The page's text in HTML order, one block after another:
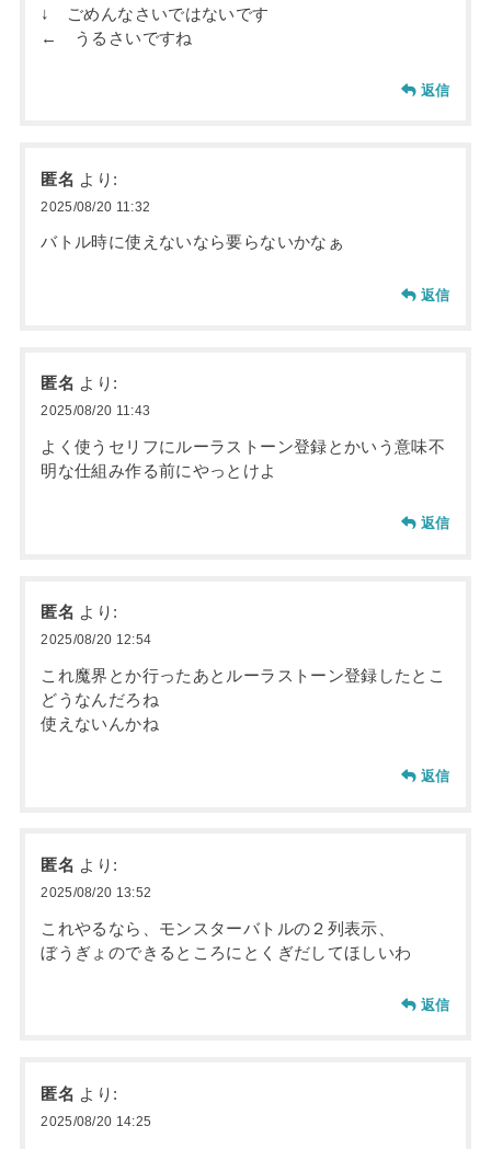
↓ ごめんなさいではないです
← うるさいですね
返信
匿名 より:
2025/08/20 11:32
バトル時に使えないなら要らないかなぁ
返信
匿名 より:
2025/08/20 11:43
よく使うセリフにルーラストーン登録とかいう意味不
明な仕組み作る前にやっとけよ
返信
匿名 より:
2025/08/20 12:54
これ魔界とか行ったあとルーラストーン登録したとこ
どうなんだろね
使えないんかね
返信
匿名 より:
2025/08/20 13:52
これやるなら、モンスターバトルの２列表示、
ぼうぎょのできるところにとくぎだしてほしいわ
返信
匿名 より:
2025/08/20 14:25